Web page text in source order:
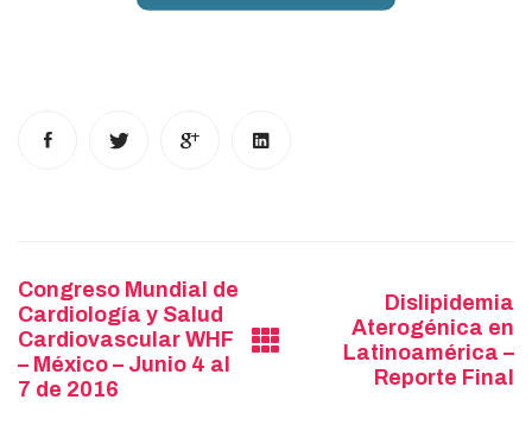
Post
navigation
Congreso Mundial de
Cardiología y Salud
Cardiovascular WHF
– México – Junio 4 al
7 de 2016
Dislipidemia
Aterogénica en
Latinoamérica –
Reporte Final